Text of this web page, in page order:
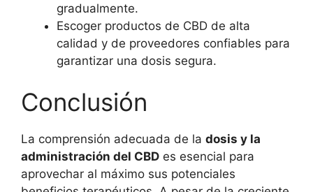
gradualmente.
Escoger productos de CBD de alta
calidad y de proveedores confiables para
garantizar una dosis segura.
Conclusión
La comprensión adecuada de la dosis y la
administración del CBD es esencial para
aprovechar al máximo sus potenciales